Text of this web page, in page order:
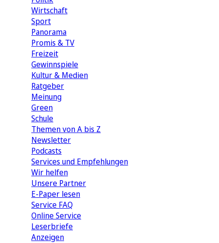
Wirtschaft
Sport
Panorama
Promis & TV
Freizeit
Gewinnspiele
Kultur & Medien
Ratgeber
Meinung
Green
Schule
Themen von A bis Z
Newsletter
Podcasts
Services und Empfehlungen
Wir helfen
Unsere Partner
E-Paper lesen
Service FAQ
Online Service
Leserbriefe
Anzeigen